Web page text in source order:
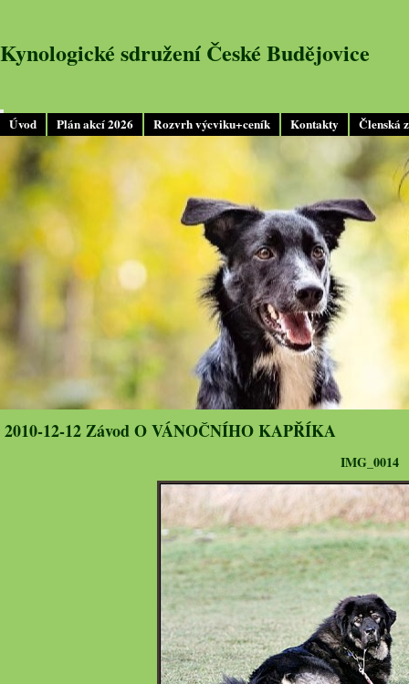
Úvod Plán akcí 2026 Rozvrh výcviku+ceník Kontakty Členská
Kynologické sdružení České Budějovice
2010-12-12 Závod O VÁNOČNÍHO KAPŘÍKA
IMG_0014